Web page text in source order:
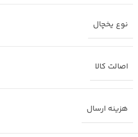
نوع یخچال
اصالت کالا
هزینه ارسال